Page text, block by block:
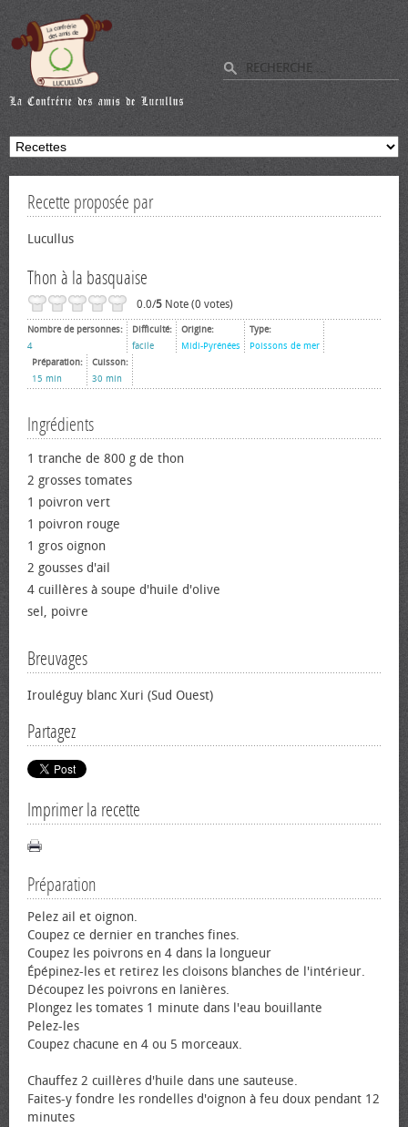
Recette proposée par
Lucullus
Thon à la basquaise
0.0/5 Note (0 votes)
Nombre de personnes:
4
Difficulté:
facile
Origine:
Midi-Pyrénées
Type:
Poissons de mer
Préparation:
15 min
Cuisson:
30 min
Ingrédients
1 tranche de 800 g de thon
2 grosses tomates
1 poivron vert
1 poivron rouge
1 gros oignon
2 gousses d'ail
4 cuillères à soupe d'huile d'olive
sel, poivre
Breuvages
Irouléguy blanc Xuri (Sud Ouest)
Partagez
Imprimer la recette
Préparation
Pelez ail et oignon.
Coupez ce dernier en tranches fines.
Coupez les poivrons en 4 dans la longueur
Épépinez-les et retirez les cloisons blanches de l'intérieur.
Découpez les poivrons en lanières.
Plongez les tomates 1 minute dans l'eau bouillante
Pelez-les
Coupez chacune en 4 ou 5 morceaux.
Chauffez 2 cuillères d'huile dans une sauteuse.
Faites-y fondre les rondelles d'oignon à feu doux pendant 12
minutes